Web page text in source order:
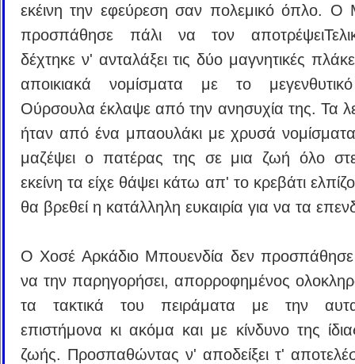
εκέινη την εφεύρεση σαν πολεμικό όπλο. Ο
προσπάθησε πάλι να τον
δέχτηκε ν' ανταλάξει τις δύο μαγνητικές
αποικιακά νομίσματα με το
Ούρσουλα έκλαψε από την ανησυχία της. Τα
ήταν από ένα μπαουλάκι με χρυσά
μαζέψει ο πατέρας της σε μια ζωή όλο
εκείνη τα είχε θάψει κάτω απ' το κρεβάτι
θα βρεθεί η κατάλληλη ευκαιρία για να τα
Ο Χοσέ Αρκάδιο Μπουενδία δεν
να την παρηγορήσει, απορροφημένος
τα τακτικά του πειράματα με την
επιστήμονα κι ακόμα και με κίνδυνο της
ζωής. Προσπαθώντας ν' αποδείξει τ'